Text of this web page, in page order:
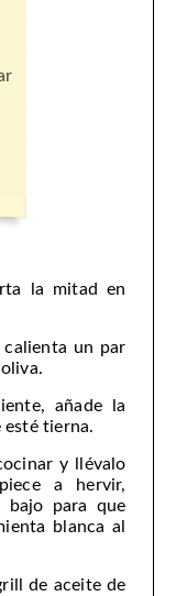
la mitad en
calienta un par
añade la
esté tierna.
y llévalo
a hervir,
bajo para que
blanca al
de aceite de